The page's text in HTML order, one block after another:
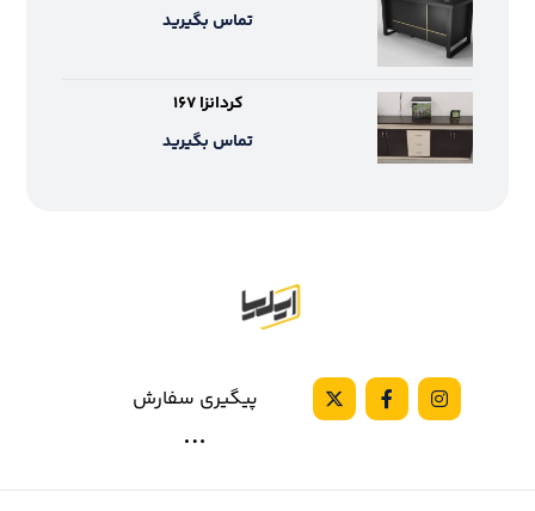
تماس بگیرید
کردانزا ۱۶۷
تماس بگیرید
پیگیری سفارش